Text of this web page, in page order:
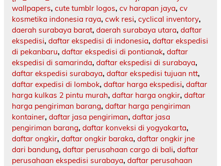
wallpapers, cute tumblr logos, cv harapan jaya, cv
kosmetika indonesia raya, cwk resi, cyclical inventory,
daerah surabaya barat, daerah surabaya utara, daftar
ekspedisi, daftar ekspedisi di indonesia, daftar ekspedisi
di pekanbaru, daftar ekspedisi di pontianak, daftar
ekspedisi di samarinda, daftar ekspedisi di surabaya,
daftar ekspedisi surabaya, daftar ekspedisi tujuan ntt,
daftar expedisi di lombok, daftar harga ekspedisi, daftar
harga kulkas 2 pintu murah, daftar harga ongkir, daftar
harga pengiriman barang, daftar harga pengiriman
kontainer, daftar jasa pengiriman, daftar jasa
pengiriman barang, daftar konveksi di yogyakarta,
daftar ongkir, daftar ongkir baraka, daftar ongkir jne
dari bandung, daftar perusahaan cargo di bali, daftar
perusahaan ekspedisi surabaya, daftar perusahaan